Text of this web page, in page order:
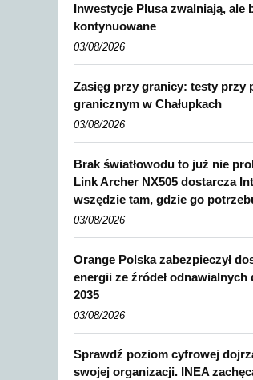
Inwestycje Plusa zwalniają, ale
kontynuowane
03/08/2026
Zasięg przy granicy: testy przy
granicznym w Chałupkach
03/08/2026
Brak światłowodu to już nie
Link Archer NX505 dostarcza
wszędzie tam, gdzie go
03/08/2026
Orange Polska zabezpieczył
energii ze źródeł odnawialnych
2035
03/08/2026
Sprawdź poziom cyfrowej
swojej organizacji. INEA